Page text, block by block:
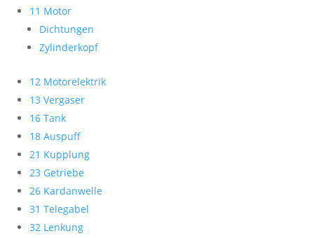
11 Motor
Dichtungen
Zylinderkopf
12 Motorelektrik
13 Vergaser
16 Tank
18 Auspuff
21 Kupplung
23 Getriebe
26 Kardanwelle
31 Telegabel
32 Lenkung